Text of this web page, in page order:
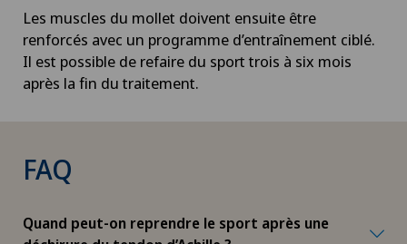
Chirurgie orale
Chirurgie orthopédique
Chirurgie plastique
Chirurgie thoracique
Les muscles du mollet doivent ensuite être
renforcés avec un programme d’entraînement ciblé.
Il est possible de refaire du sport trois à six mois
après la fin du traitement.
FAQ
Quand peut-on reprendre le sport après une